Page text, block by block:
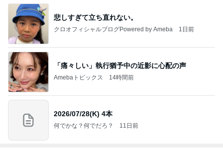
悲しすぎて立ち直れない。
クロオフィシャルブログPowered by Ameba 1日前
「痛々しい」執行猶予中の近影に心配の声
Amebaトピックス 14時間前
2026/07/28(K) 4本
何でかな？何でだろ？ 11日前